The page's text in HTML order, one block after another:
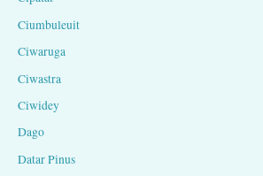
Ciumbuleuit
Ciwaruga
Ciwastra
Ciwidey
Dago
Datar Pinus